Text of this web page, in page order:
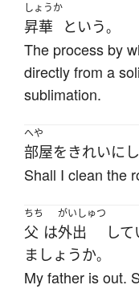
しょうか
昇華 という。
The process by
directly from a
sublimation.
へや
部屋を きれいに し
Shall I clean the
ちち
父 は
がいしゅつ
外出 し
ましょうか。
My father is out.